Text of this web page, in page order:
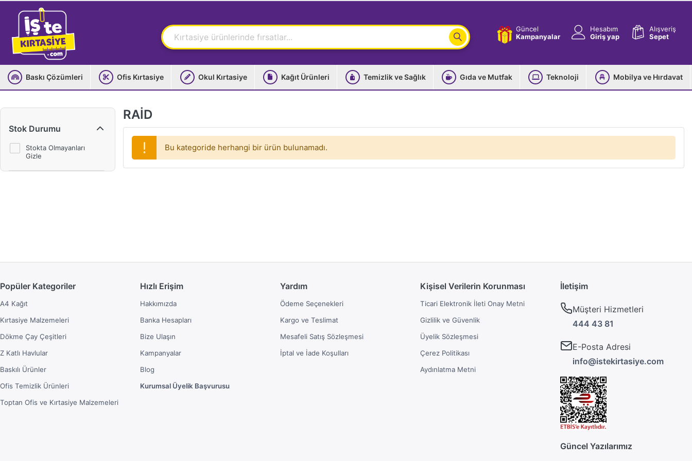
Güncel
Kampanyalar
Hesabım
Giriş yap
Alışveriş
Sepet
Baskı Çözümleri Ofis Kırtasiye Okul Kırtasiye Kağıt Ürünleri Temizlik ve Sağlık Gıda ve Mutfak Teknoloji Mobilya ve Hırdavat
Stok Durumu
Stokta Olmayanları
Gizle
RAİD
Bu kategoride herhangi bir ürün bulunamadı.
Popüler Kategoriler
A4 Kağıt
Kırtasiye Malzemeleri
Dökme Çay Çeşitleri
Z Katlı Havlular
Baskılı Ürünler
Ofis Temizlik Ürünleri
Toptan Ofis ve Kırtasiye Malzemeleri
Hızlı Erişim
Hakkımızda
Banka Hesapları
Bize Ulaşın
Kampanyalar
Blog
Kurumsal Üyelik Başvurusu
Yardım
Ödeme Seçenekleri
Kargo ve Teslimat
Mesafeli Satış Sözleşmesi
İptal ve İade Koşulları
Kişisel Verilerin Korunması
Ticari Elektronik İleti Onay Metni
Gizlilik ve Güvenlik
Üyelik Sözleşmesi
Çerez Politikası
Aydınlatma Metni
İletişim
Müşteri Hizmetleri
444 43 81
E-Posta Adresi
info@istekirtasiye.com
Güncel Yazılarımız